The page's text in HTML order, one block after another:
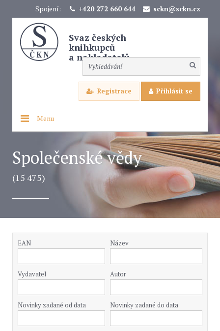
Spojení: +420 272 660 644 sckn@sckn.cz
Svaz českých
knihkupců
a nakladatelů
Registrace Přihlásit se
Menu
Společenské vědy
(15 475)
EAN Název
Vydavatel Autor
Novinky zadané od data Novinky zadané do data